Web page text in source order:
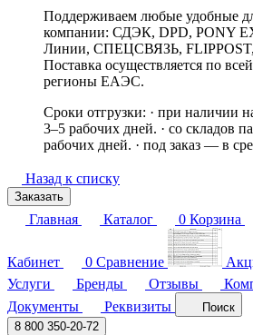
Поддерживаем любые удобные
компании: СДЭК, DPD, PONY
Линии, СПЕЦСВЯЗЬ, FLIPPOST,
Поставка осуществляется по
регионы ЕАЭС.
Сроки отгрузки: · при наличии
3–5 рабочих дней. · со складов
рабочих дней. · под заказ — в
Назад к списку
Заказать
Главная Каталог 0 Корзина
Кабинет 0 Сравнение
Услуги
Бренды Отзывы
Документы
Реквизиты Поиск
8 800 350-20-72